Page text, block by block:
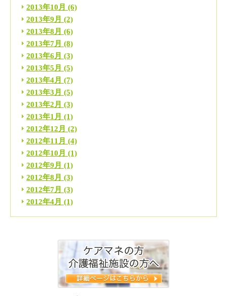
2013年10月 (6)
2013年9月 (2)
2013年8月 (6)
2013年7月 (8)
2013年6月 (3)
2013年5月 (5)
2013年4月 (7)
2013年3月 (5)
2013年2月 (3)
2013年1月 (1)
2012年12月 (2)
2012年11月 (4)
2012年10月 (1)
2012年9月 (1)
2012年8月 (3)
2012年7月 (3)
2012年4月 (1)